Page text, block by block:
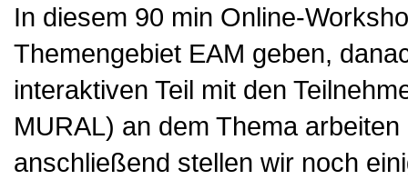
In diesem 90 min Online-
Themengebiet EAM geben,
interaktiven Teil mit den
MURAL) an dem Thema
anschließend stellen wir noch